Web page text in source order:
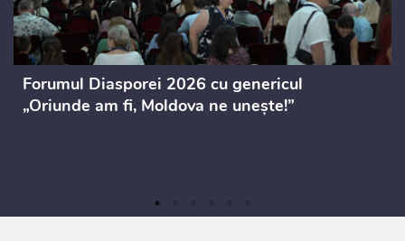
Forumul Diasporei 2026 cu genericul
„Oriunde am fi, Moldova ne unește!”